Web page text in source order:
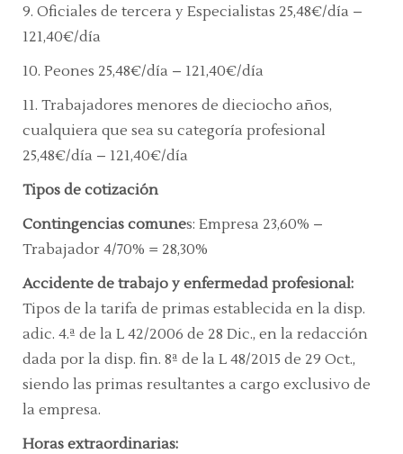
9. Oficiales de tercera y Especialistas 25,48€/día –
121,40€/día
10. Peones 25,48€/día – 121,40€/día
11. Trabajadores menores de dieciocho años,
cualquiera que sea su categoría profesional
25,48€/día – 121,40€/día
Tipos de cotización
Contingencias comunes: Empresa 23,60% –
Trabajador 4/70% = 28,30%
Accidente de trabajo y enfermedad profesional:
Tipos de la tarifa de primas establecida en la disp.
adic. 4.ª de la L 42/2006 de 28 Dic., en la redacción
dada por la disp. fin. 8ª de la L 48/2015 de 29 Oct.,
siendo las primas resultantes a cargo exclusivo de
la empresa.
Horas extraordinarias: